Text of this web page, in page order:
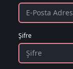
Şifre